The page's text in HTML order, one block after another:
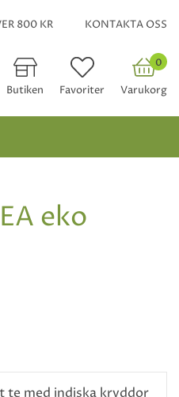
800 KR KONTAKTA OSS
Butiken Favoriter
0
Varukorg
eko
te med indiska kryddor